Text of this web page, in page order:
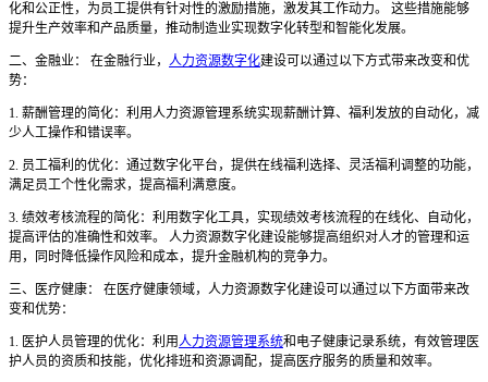
化和公正性，为员工提供有针对性的激励措施，激发其工作动力。 这些措施能够
提升生产效率和产品质量，推动制造业实现数字化转型和智能化发展。
二、金融业： 在金融行业， 人力资源数字化建设可以通过以下方式带来改变和优
势：
1. 薪酬管理的简化：利用人力资源管理系统实现薪酬计算、福利发放的自动化，减
少人工操作和错误率。
2. 员工福利的优化：通过数字化平台，提供在线福利选择、灵活福利调整的功能，
满足员工个性化需求，提高福利满意度。
3. 绩效考核流程的简化：利用数字化工具，实现绩效考核流程的在线化、自动化，
提高评估的准确性和效率。 人力资源数字化建设能够提高组织对人才的管理和运
用，同时降低操作风险和成本，提升金融机构的竞争力。
三、医疗健康： 在医疗健康领域，人力资源数字化建设可以通过以下方面带来改
变和优势：
1. 医护人员管理的优化：利用人力资源管理系统和电子健康记录系统，有效管理医
护人员的资质和技能，优化排班和资源调配，提高医疗服务的质量和效率。